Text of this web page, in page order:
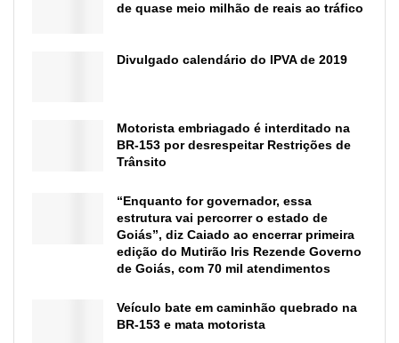
de quase meio milhão de reais ao tráfico
Divulgado calendário do IPVA de 2019
Motorista embriagado é interditado na
BR-153 por desrespeitar Restrições de
Trânsito
“Enquanto for governador, essa
estrutura vai percorrer o estado de
Goiás”, diz Caiado ao encerrar primeira
edição do Mutirão Iris Rezende Governo
de Goiás, com 70 mil atendimentos
Veículo bate em caminhão quebrado na
BR-153 e mata motorista